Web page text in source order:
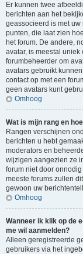
Er kunnen twee
berichten aan het
geassocieerd is met
punten, die laat zien
het forum. De andere,
avatar, is meestal
forumbeheerder om
avatars gebruikt
contact op met een
geen avatars kunt
Omhoog
Wat is mijn rang en
Rangen verschijnen
berichten u hebt
moderators en
wijzigen aangezien ze
forum niet door
meeste forums zullen
gewoon uw
Omhoog
Wanneer ik klik op de
me wil aanmelden?
Alleen geregistreerde
gebruikers via het